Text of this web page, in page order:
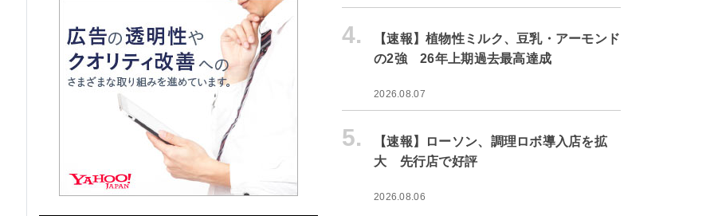
4.
【速報】植物性ミルク、豆乳・アーモンド
の2強 26年上期過去最高達成
2026.08.07
5.
【速報】ローソン、調理ロボ導入店を拡
大 先行店で好評
2026.08.06